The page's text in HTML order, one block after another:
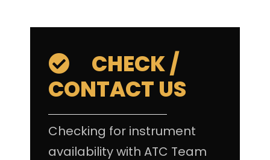
CHECK /
CONTACT US
Checking for instrument
availability with ATC Team